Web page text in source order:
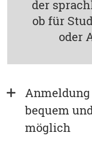
der
ob für
oder
bequem
möglich